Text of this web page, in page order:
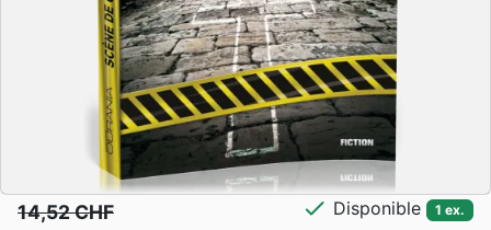
14,52 CHF check Disponible 1 ex.